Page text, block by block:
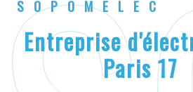
SOPOMELEC
entreprise d'électricité à
Paris 17